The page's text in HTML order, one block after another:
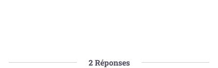
2Réponses